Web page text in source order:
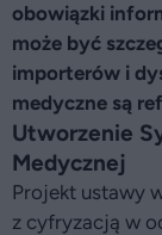
obowiązki
może być
importerów i
medyczne są
Utworzenie
Medycznej
Projekt ustawy
z cyfryzacją w